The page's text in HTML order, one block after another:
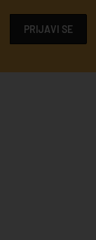
PRIJAVI SE